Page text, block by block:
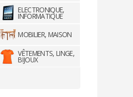
ELECTRONIQUE,
INFORMATIQUE
MOBILIER, MAISON
VÊTEMENTS, LINGE,
BIJOUX